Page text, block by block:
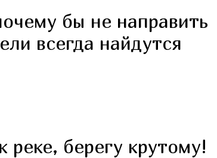
бы не направить
всегда найдутся
берегу крутому!